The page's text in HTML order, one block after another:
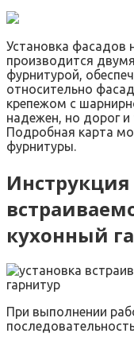
Установка фасадов
производится
фурнитурой,
относительно
крепежом с
надежен, но дорог и
Подробная карта
фурнитуры.
Инструкция
кухонный
При выполнении